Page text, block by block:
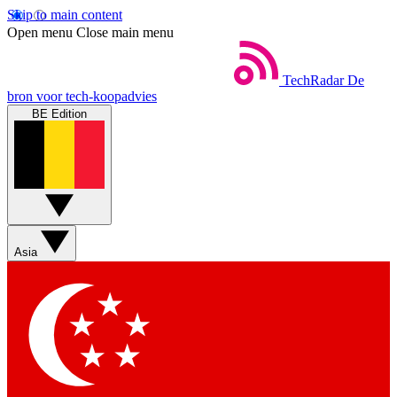
Skip to main content
Open menu Close main menu
TechRadar De
bron voor tech-koopadvies
BE Edition
Asia